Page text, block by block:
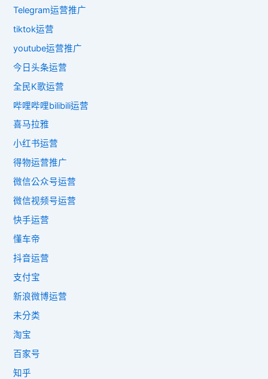
Telegram运营推广
tiktok运营
youtube运营推广
今日头条运营
全民K歌运营
哔哩哔哩bilibili运营
喜马拉雅
小红书运营
得物运营推广
微信公众号运营
微信视频号运营
快手运营
懂车帝
抖音运营
支付宝
新浪微博运营
未分类
淘宝
百家号
知乎